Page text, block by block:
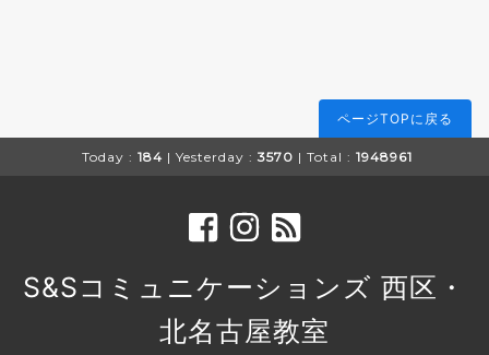
ページTOPに戻る
Today : 184 | Yesterday : 3570 | Total : 1948961
S&Sコミュニケーションズ 西区・
北名古屋教室